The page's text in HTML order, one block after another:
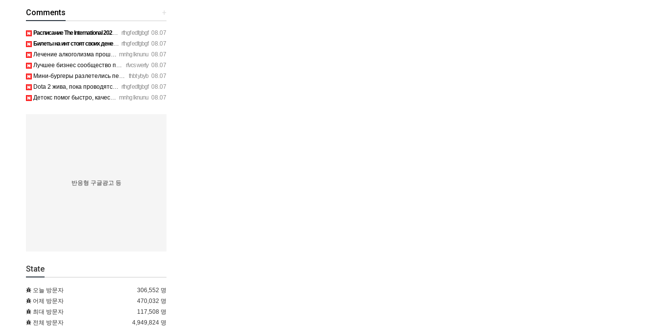
+
Comments
rthgf edfgbgf 08.07
Расписание The International 2026 просто топ, жду финал! htt…
rthgf edfgbgf 08.07
Билеты на инт стоят своих денег, атмосфера там просто непере…
mnhg lknunu 08.07
Лечение алкоголизма прошло успешно, физической тяги больше н…
rfvcs werty 08.07
Лучшее бизнес сообщество предпринимателей в Санкт-Петербурге…
thbt ybyb 08.07
Мини-бургеры разлетелись первыми, очень сочные. https://inte…
rthgf edfgbgf 08.07
Dota 2 жива, пока проводятся такие масштабные турниры. https…
mnhg lknunu 08.07
Детокс помог быстро, качественное лечение алкоголизма Санкт-…
반응형 구글광고 등
State
오늘 방문자
306,552 명
어제 방문자
470,032 명
최대 방문자
117,508 명
전체 방문자
4,949,824 명